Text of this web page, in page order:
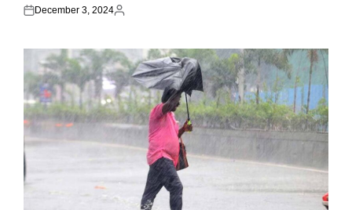
Posted
December 3, 2024
Posted